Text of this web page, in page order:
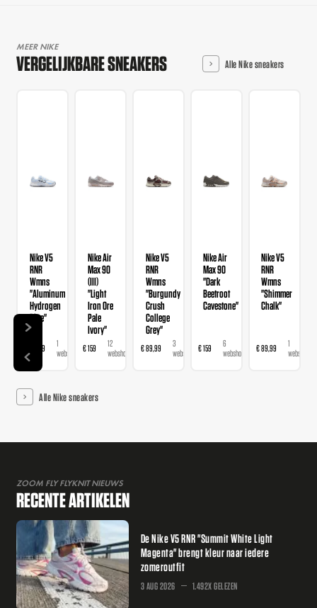
MEER NIKE
VERGELIJKBARE SNEAKERS Alle Nike sneakers
Nike V5
RNR
Wmns
"Aluminum
Hydrogen
Blue"
€ 89,99
1
webshop
Nike Air
Max 90
(III)
"Light
Iron Ore
Pale
Ivory"
€ 159
12
webshops
Nike V5
RNR
Wmns
"Burgundy
Crush
College
Grey"
€ 89,99
3
webshops
Nike Air
Max 90
"Dark
Beetroot
Cavestone"
€ 159
6
webshops
Nike V5
RNR
Wmns
"Shimmer
Chalk"
€ 89,99
1
webshop
Alle Nike sneakers
ZOOM FLY FLYKNIT NIEUWS
RECENTE ARTIKELEN
De Nike V5 RNR "Summit White Light
Magenta" brengt kleur naar iedere
zomeroutfit
3 AUG 2026 1.492X GELEZEN